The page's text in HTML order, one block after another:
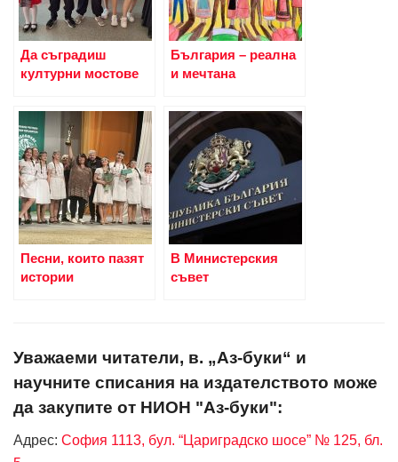
Да съградиш
културни мостове
България – реална
и мечтана
Песни, които пазят
истории
В Министерския
съвет
Уважаеми читатели, в. „Аз-буки“ и
научните списания на издателството може
да закупите от НИОН "Аз-буки":
Адрес: София 1113, бул. “Цариградско шосе” № 125, бл.